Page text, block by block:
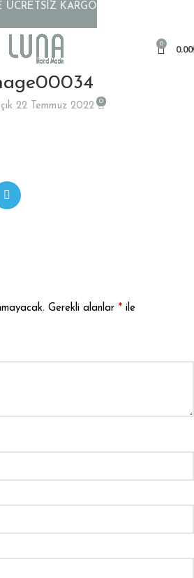
0 0.00
22 Temmuz 2022 0
Gerekli alanlar * ile
ÜCRETSİZ KARGO